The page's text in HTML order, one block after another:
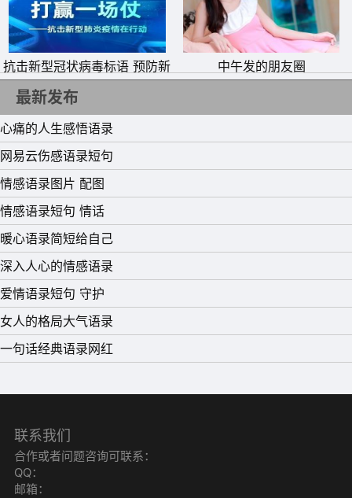
抗击新型冠状病毒标语 预防新
型肺炎从我做起横幅宣传语
中午发的朋友圈
最新发布
心痛的人生感悟语录
网易云伤感语录短句
情感语录图片 配图
情感语录短句 情话
暖心语录简短给自己
深入人心的情感语录
爱情语录短句 守护
女人的格局大气语录
一句话经典语录网红
联系我们
合作或者问题咨询可联系：
QQ：
邮箱：